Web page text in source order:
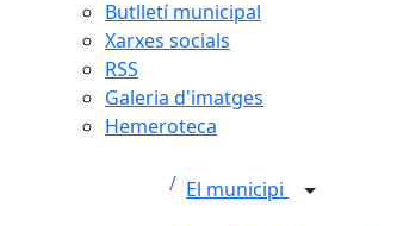
Butlletí municipal
Xarxes socials
RSS
Galeria d'imatges
Hemeroteca
El municipi